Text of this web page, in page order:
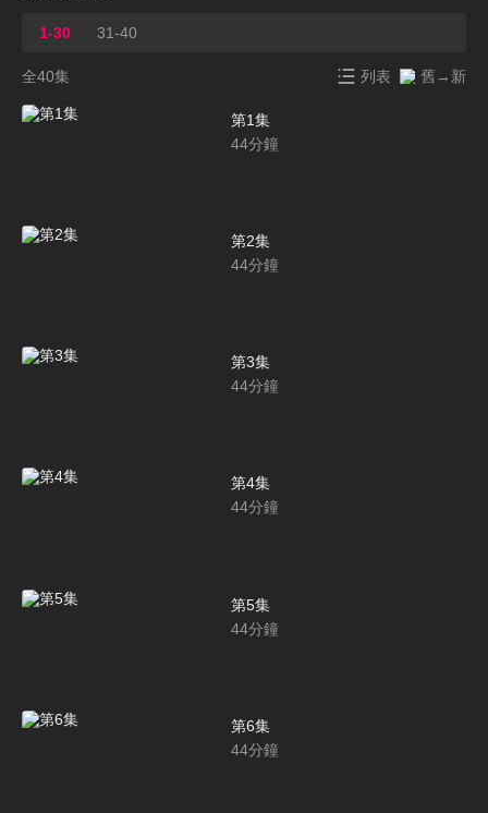
1-30 31-40
全40集 列表 舊→新
第1集
44分鐘
第2集
44分鐘
第3集
44分鐘
第4集
44分鐘
第5集
44分鐘
第6集
44分鐘